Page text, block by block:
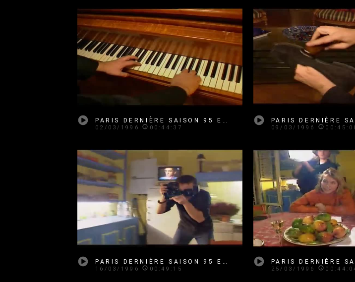
PARIS DERNIÈRE SAISON 95 EMISSION 23
02/03/1996 00:44:37 09/03/1996
PARIS DERNIÈRE SAISON 95 EMISSION 25
16/03/1996 00:49:15 25/03/1996